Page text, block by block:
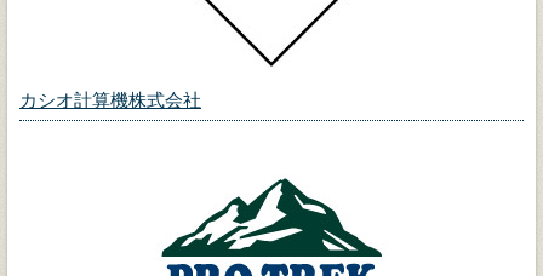
カシオ計算機株式会社